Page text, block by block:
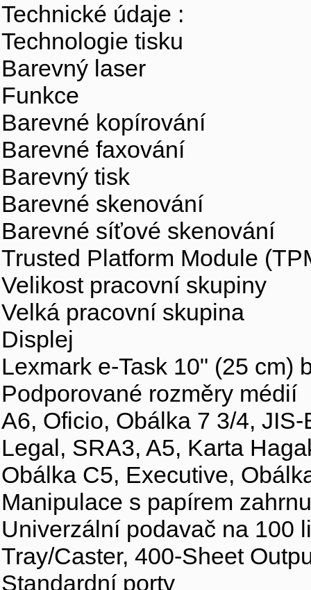
Technické údaje :
Technologie tisku
Barevný laser
Funkce
Barevné kopírování
Barevné faxování
Barevný tisk
Barevné skenování
Barevné síťové skenování
Trusted Platform Module
Velikost pracovní skupiny
Velká pracovní skupina
Displej
Lexmark e-Task 10" (25 cm)
Podporované rozměry médií
A6, Oficio, Obálka 7 3/4,
Legal, SRA3, A5, Karta
Obálka C5, Executive,
Manipulace s papírem
Univerzální podavač na 100
Tray/Caster, 400-Sheet
Standardní porty